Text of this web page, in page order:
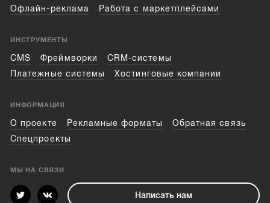
Офлайн-реклама
Работа с маркетплейсами
ИНСТРУМЕНТЫ
CMS Фреймворки
CRM-системы
Платежные системы
Хостинговые компании
ИНФОРМАЦИЯ
О проекте Рекламные форматы
Обратная связь
Спецпроекты
МЫ НА СВЯЗИ
Написать нам